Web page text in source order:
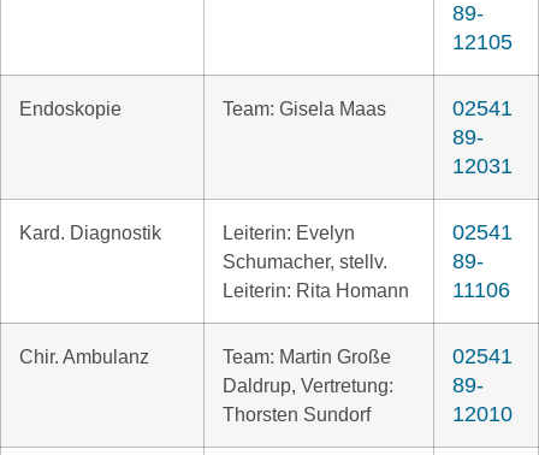
89-
12105
Endoskopie Team: Gisela Maas
02541
89-
12031
Kard. Diagnostik
Leiterin: Evelyn
Schumacher, stellv.
Leiterin: Rita Homann
02541
89-
11106
Chir. Ambulanz
Team: Martin Große
Daldrup, Vertretung:
Thorsten Sundorf
02541
89-
12010